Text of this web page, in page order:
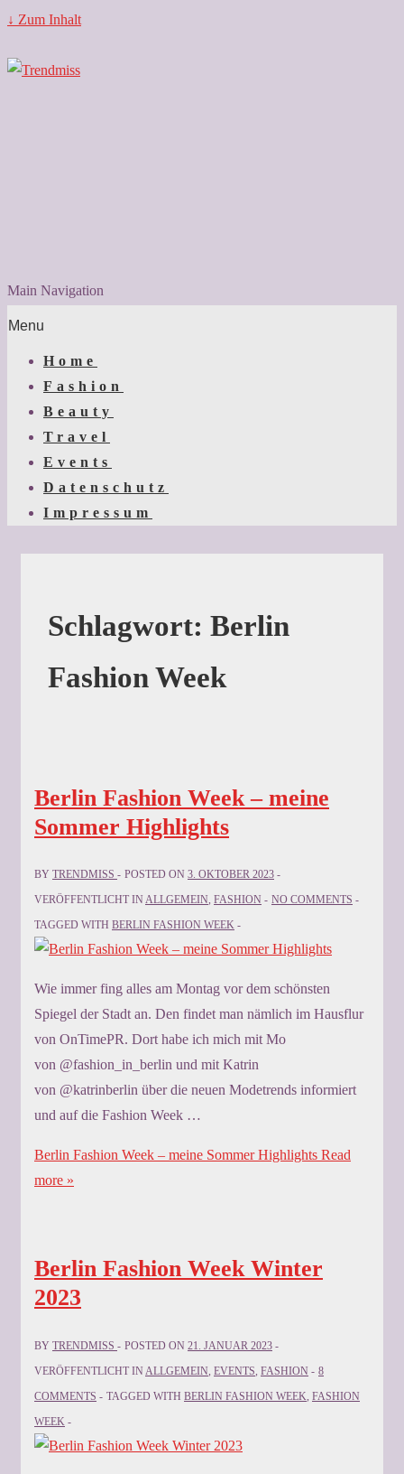
↓ Zum Inhalt
Main Navigation
Menu
Home
Fashion
Beauty
Travel
Events
Datenschutz
Impressum
Schlagwort: Berlin
Fashion Week
Berlin Fashion Week – meine
Sommer Highlights
BY TRENDMISS POSTED ON 3. OKTOBER 2023
VERÖFFENTLICHT INALLGEMEIN, FASHION
NO COMMENTS
TAGGED WITH BERLIN FASHION WEEK
Wie immer fing alles am Montag vor dem schönsten
Spiegel der Stadt an. Den findet man nämlich im Hausflur
von OnTimePR. Dort habe ich mich mit Mo
von @fashion_in_berlin und mit Katrin
von @katrinberlin über die neuen Modetrends informiert
und auf die Fashion Week …
Berlin Fashion Week – meine Sommer Highlights Read
more »
Berlin Fashion Week Winter
2023
BY TRENDMISS POSTED ON 21. JANUAR 2023
VERÖFFENTLICHT IN ALLGEMEIN EVENTS FASHION
8
COMMENTS
TAGGED WITH BERLIN FASHION WEEK FASHION
WEEK